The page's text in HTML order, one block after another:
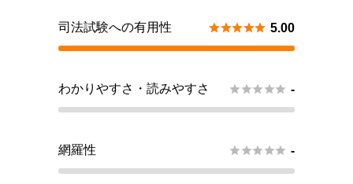
司法試験への有用性  5.00
わかりやすさ・読みやすさ  -
網羅性  -